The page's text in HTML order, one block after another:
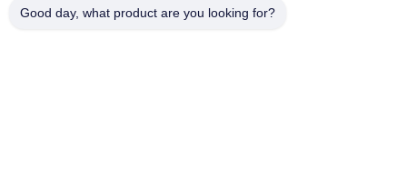
Good day, what product are you looking for?